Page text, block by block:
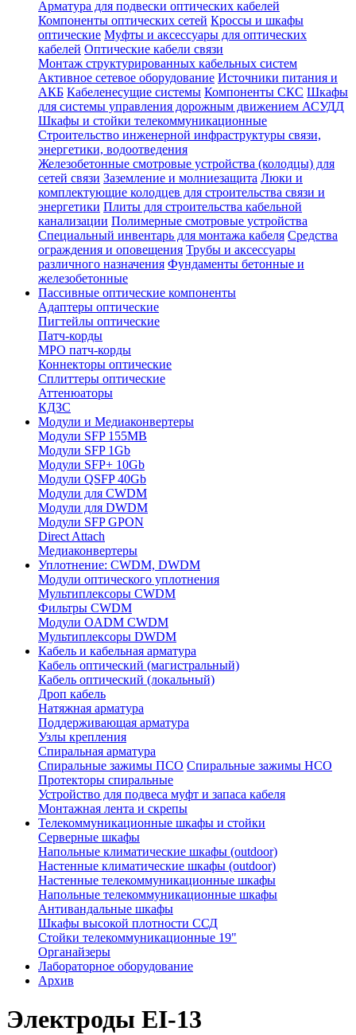
Арматура для подвески оптических кабелей
Компоненты оптических сетей Кроссы и шкафы
оптические Муфты и аксессуары для оптических
кабелей Оптические кабели связи
Монтаж структурированных кабельных систем
Активное сетевое оборудование Источники питания и
АКБ Кабеленесущие системы Компоненты СКС Шкафы
для системы управления дорожным движением АСУДД
Шкафы и стойки телекоммуникационные
Строительство инженерной инфраструктуры связи,
энергетики, водоотведения
Железобетонные смотровые устройства (колодцы) для
сетей связи Заземление и молниезащита Люки и
комплектующие колодцев для строительства связи и
энергетики Плиты для строительства кабельной
канализации Полимерные смотровые устройства
Специальный инвентарь для монтажа кабеля Средства
ограждения и оповещения Трубы и аксессуары
различного назначения Фундаменты бетонные и
железобетонные
Пассивные оптические компоненты
Адаптеры оптические
Пигтейлы оптические
Патч-корды
MPO патч-корды
Коннекторы оптические
Сплиттеры оптические
Аттенюаторы
КДЗС
Модули и Медиаконвертеры
Модули SFP 155MB
Модули SFP 1Gb
Модули SFP+ 10Gb
Модули QSFP 40Gb
Модули для CWDM
Модули для DWDM
Модули SFP GPON
Direct Attach
Медиаконвертеры
Уплотнение: CWDM, DWDM
Модули оптического уплотнения
Мультиплексоры CWDM
Фильтры CWDM
Модули OADM CWDM
Мультиплексоры DWDM
Кабель и кабельная арматура
Кабель оптический (магистральный)
Кабель оптический (локальный)
Дроп кабель
Натяжная арматура
Поддерживающая арматура
Узлы крепления
Спиральная арматура
Спиральные зажимы ПСО Спиральные зажимы НСО
Протекторы спиральные
Устройство для подвеса муфт и запаса кабеля
Монтажная лента и скрепы
Телекоммуникационные шкафы и стойки
Серверные шкафы
Напольные климатические шкафы (outdoor)
Настенные климатические шкафы (outdoor)
Настенные телекоммуникационные шкафы
Напольные телекоммуникационные шкафы
Антивандальные шкафы
Шкафы высокой плотности ССД
Стойки телекоммуникационные 19"
Органайзеры
Лабораторное оборудование
Архив
Электроды EI-13